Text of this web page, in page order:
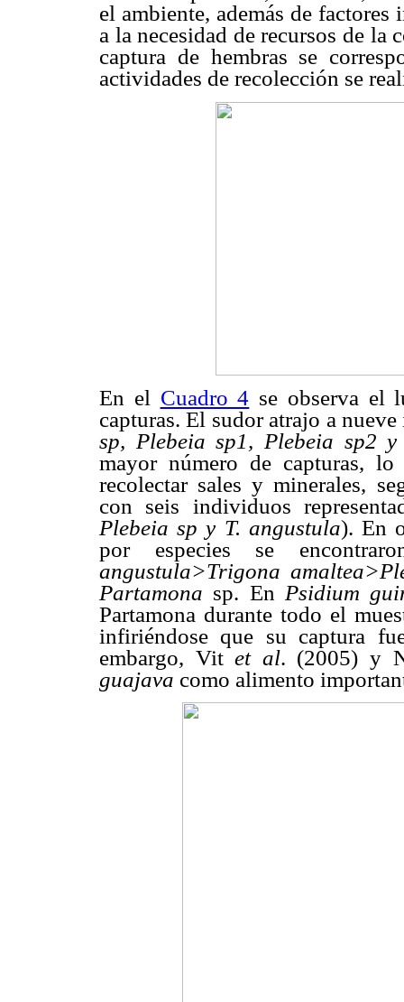
el ambiente, además de
a la necesidad de recursos de la
captura de hembras se
actividades de recolección se
En el Cuadro 4 se observa el
capturas. El sudor atrajo a
sp, Plebeia sp1, Plebeia sp2
mayor número de capturas,
recolectar sales y minerales,
con seis individuos
Plebeia sp y T. angustula). En
por especies se
angustula>Trigona
Partamona sp. En Psidium
Partamona durante todo el
infiriéndose que su captura
embargo, Vitet al. (2005)y
guajava como alimento